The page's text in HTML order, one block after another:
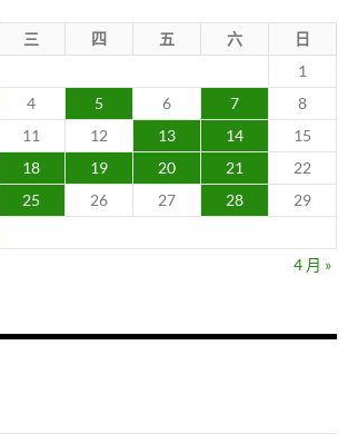
三 四 五 六
日
1
4 5 6 7
8
11 12 13 14
15
18 19 20 21
22
25 26 27 28
29
4 月 »